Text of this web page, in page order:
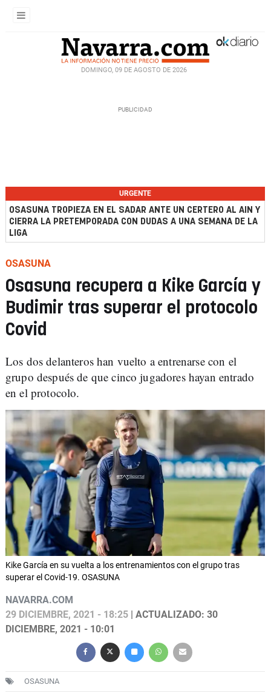
DOMINGO, 09 DE AGOSTO DE 2026
URGENTE
OSASUNA TROPIEZA EN EL SADAR ANTE UN CERTERO AL AIN Y
CIERRA LA PRETEMPORADA CON DUDAS A UNA SEMANA DE LA
LIGA
OSASUNA
Osasuna recupera a Kike García y
Budimir tras superar el protocolo
Covid
Los dos delanteros han vuelto a entrenarse con el
grupo después de que cinco jugadores hayan entrado
en el protocolo.
Kike García en su vuelta a los entrenamientos con el grupo tras
superar el Covid-19. OSASUNA
NAVARRA.COM
29 DICIEMBRE, 2021 - 18:25 | ACTUALIZADO: 30
DICIEMBRE, 2021 - 10:01
OSASUNA